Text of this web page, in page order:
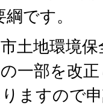
です。
土地環境
一部を改
ますので